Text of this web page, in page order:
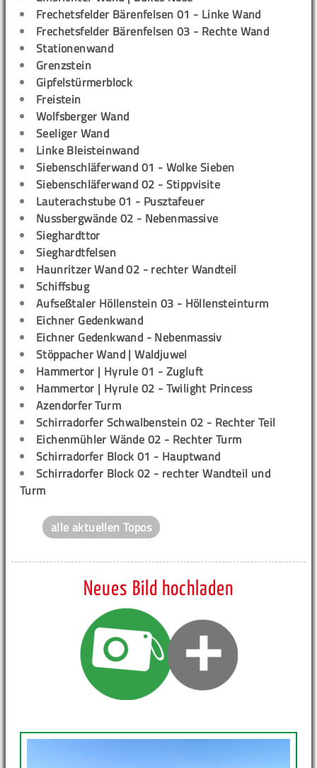
Frechetsfelder Bärenfelsen 01 - Linke Wand
Frechetsfelder Bärenfelsen 03 - Rechte Wand
Stationenwand
Grenzstein
Gipfelstürmerblock
Freistein
Wolfsberger Wand
Seeliger Wand
Linke Bleisteinwand
Siebenschläferwand 01 - Wolke Sieben
Siebenschläferwand 02 - Stippvisite
Lauterachstube 01 - Pusztafeuer
Nussbergwände 02 - Nebenmassive
Sieghardttor
Sieghardtfelsen
Haunritzer Wand 02 - rechter Wandteil
Schiffsbug
Aufseßtaler Höllenstein 03 - Höllensteinturm
Eichner Gedenkwand
Eichner Gedenkwand - Nebenmassiv
Stöppacher Wand | Waldjuwel
Hammertor | Hyrule 01 - Zugluft
Hammertor | Hyrule 02 - Twilight Princess
Azendorfer Turm
Schirradorfer Schwalbenstein 02 - Rechter Teil
Eichenmühler Wände 02 - Rechter Turm
Schirradorfer Block 01 - Hauptwand
Schirradorfer Block 02 - rechter Wandteil und
Turm
alle aktuellen Topos
Neues Bild hochladen